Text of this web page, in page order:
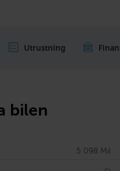
Utrustning
bilen
5 098 Mil